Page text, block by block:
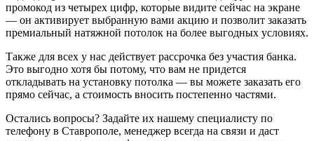
промокод из четырех цифр, которые видите сейчас на экране
— он активирует выбранную вами акцию и позволит заказать
премиальный натяжной потолок на более выгодных условиях.
Также для всех у нас действует рассрочка без участия банка.
Это выгодно хотя бы потому, что вам не придется
откладывать на установку потолка — вы можете заказать его
прямо сейчас, а стоимость вносить постепенно частями.
Остались вопросы? Задайте их нашему специалисту по
телефону в Ставрополе, менеджер всегда на связи и даст